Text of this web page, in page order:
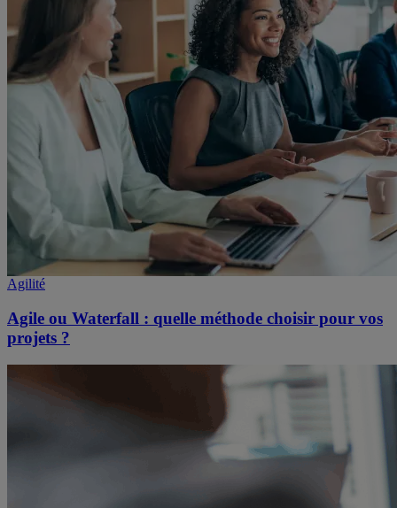
Agilité
Agile ou Waterfall : quelle méthode choisir pour vos
projets ?